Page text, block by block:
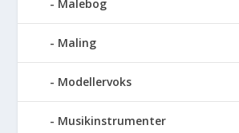
Malebog
Maling
Modellervoks
Musikinstrumenter